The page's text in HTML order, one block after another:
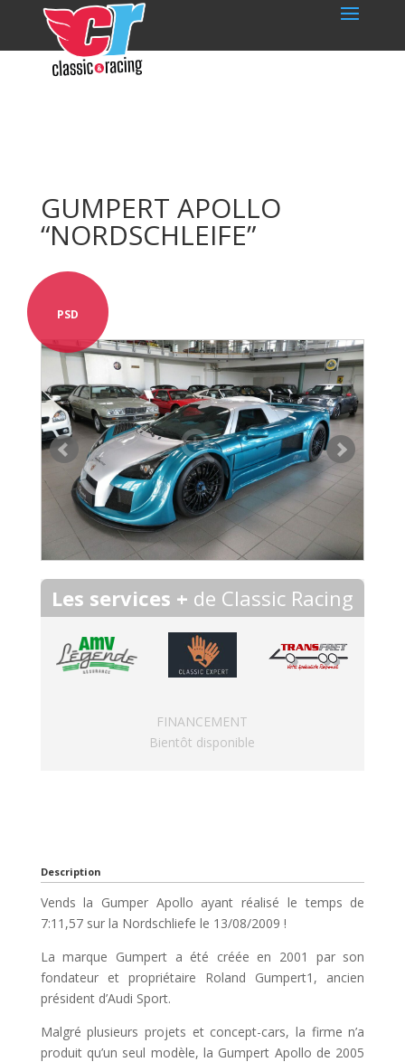
GUMPERT APOLLO
“NORDSCHLEIFE”
PSD
Les services + de Classic Racing
FINANCEMENT
Bientôt disponible
Description
Vends la Gumper Apollo ayant réalisé le temps de
7:11,57 sur la Nordschliefe le 13/08/2009 !
La marque Gumpert a été créée en 2001 par son
fondateur et propriétaire Roland Gumpert1, ancien
président d’Audi Sport.
Malgré plusieurs projets et concept-cars, la firme n’a
produit qu’un seul modèle, la Gumpert Apollo de 2005